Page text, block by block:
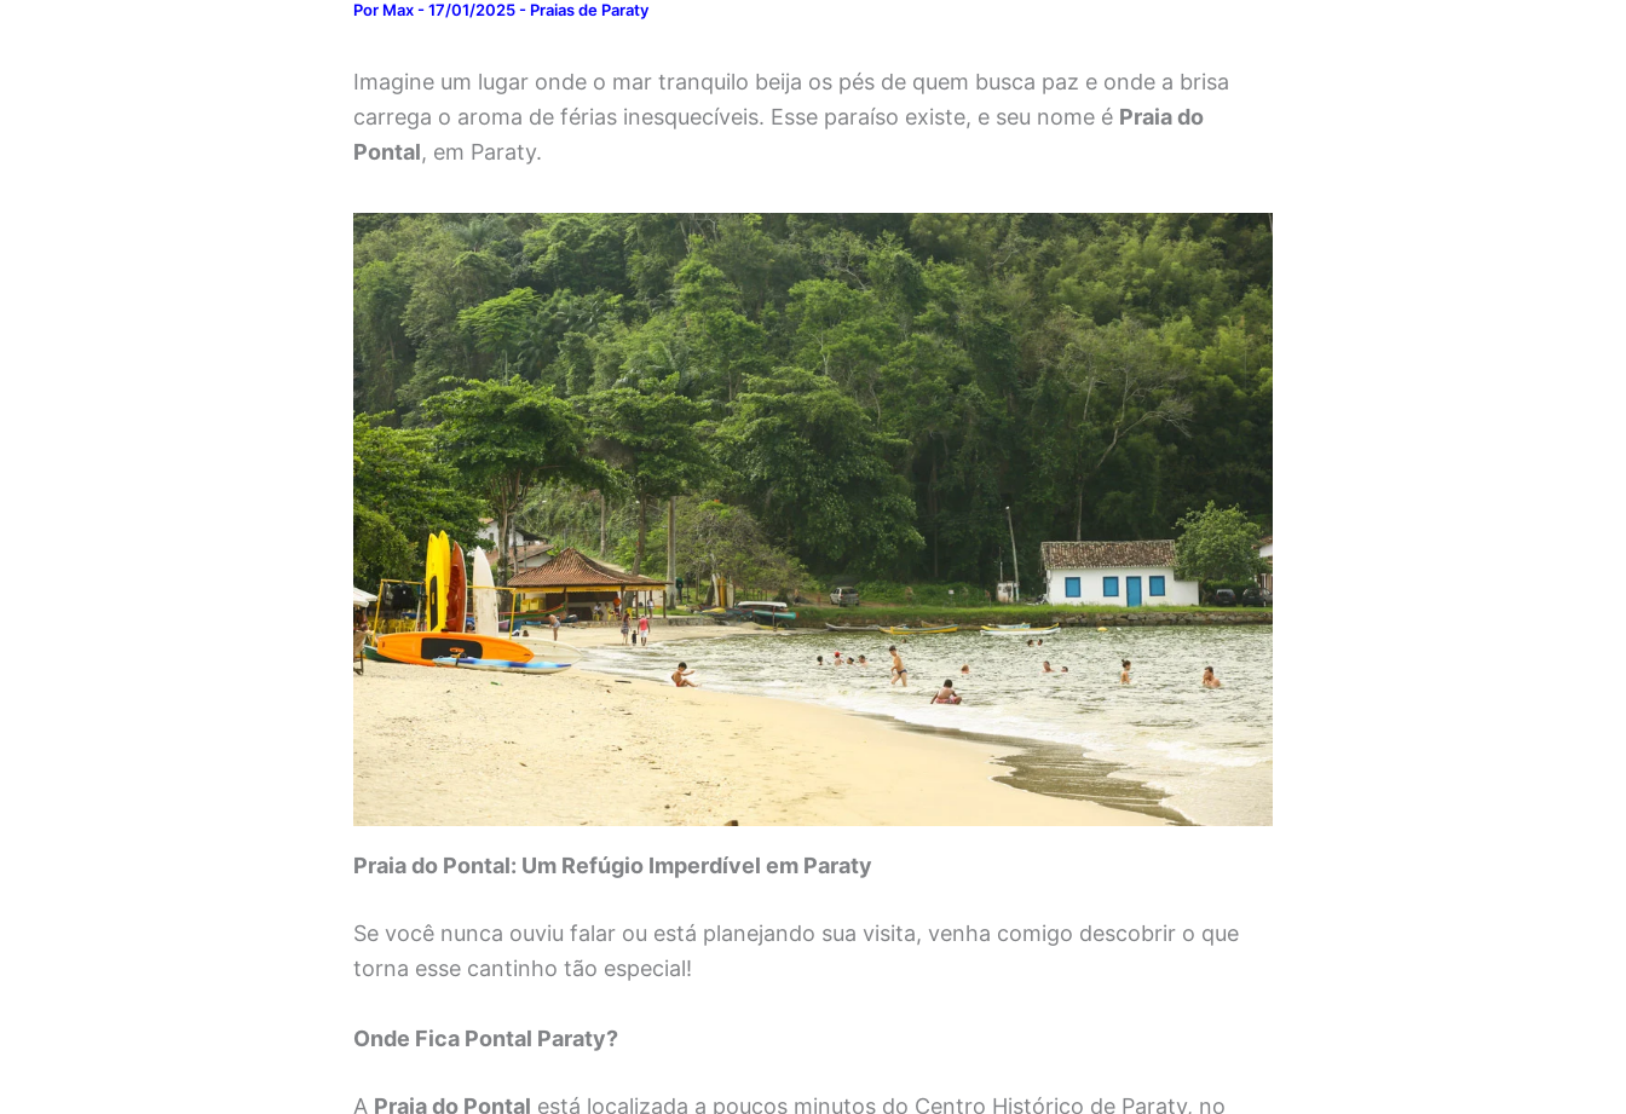
Por Max-17/01/2025- Praias de Paraty
Imagine um lugar onde o mar tranquilo beija os pés de quem busca paz e onde a brisa
carrega o aroma de férias inesquecíveis. Esse paraíso existe, e seu nome é Praia do
Pontal, em Paraty.
Praia do Pontal: Um Refúgio Imperdível em Paraty
Se você nunca ouviu falar ou está planejando sua visita, venha comigo descobrir o que
torna esse cantinho tão especial!
Onde Fica Pontal Paraty?
A Praia do Pontal está localizada a poucos minutos do Centro Histórico de Paraty, no